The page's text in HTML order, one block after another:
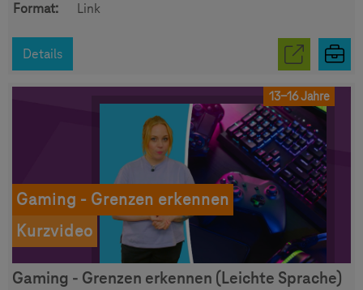
Format: Link
Details
13-16 Jahre
Gaming - Grenzen erkennen
Kurzvideo
Gaming - Grenzen erkennen (Leichte Sprache)